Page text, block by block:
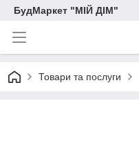
БудМаркет "МІЙ ДІМ"
Товари та послуги